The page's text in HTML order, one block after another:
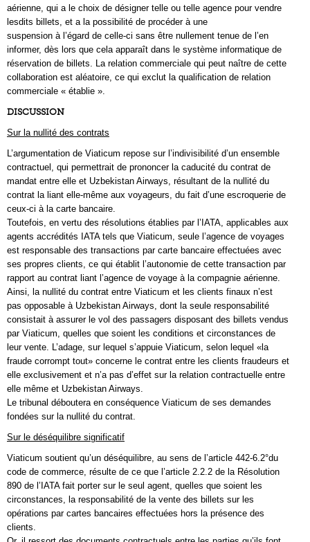
aérienne, qui a le choix de désigner telle ou telle agence pour vendre
lesdits billets, et a la possibilité de procéder à une
suspension à l’égard de celle-ci sans être nullement tenue de l’en
informer, dès lors que cela apparaît dans le système informatique de
réservation de billets. La relation commerciale qui peut naître de cette
collaboration est aléatoire, ce qui exclut la qualification de relation
commerciale « établie ».
DISCUSSION
Sur la nullité des contrats
L’argumentation de Viaticum repose sur l’indivisibilité d’un ensemble
contractuel, qui permettrait de prononcer la caducité du contrat de
mandat entre elle et Uzbekistan Airways, résultant de la nullité du
contrat la liant elle-même aux voyageurs, du fait d’une escroquerie de
ceux-ci à la carte bancaire.
Toutefois, en vertu des résolutions établies par l’IATA, applicables aux
agents accrédités IATA tels que Viaticum, seule l’agence de voyages
est responsable des transactions par carte bancaire effectuées avec
ses propres clients, ce qui établit l’autonomie de cette transaction par
rapport au contrat liant l’agence de voyage à la compagnie aérienne.
Ainsi, la nullité du contrat entre Viaticum et les clients finaux n’est
pas opposable à Uzbekistan Airways, dont la seule responsabilité
consistait à assurer le vol des passagers disposant des billets vendus
par Viaticum, quelles que soient les conditions et circonstances de
leur vente. L’adage, sur lequel s’appuie Viaticum, selon lequel «la
fraude corrompt tout» concerne le contrat entre les clients fraudeurs et
elle exclusivement et n’a pas d’effet sur la relation contractuelle entre
elle même et Uzbekistan Airways.
Le tribunal déboutera en conséquence Viaticum de ses demandes
fondées sur la nullité du contrat.
Sur le déséquilibre significatif
Viaticum soutient qu’un déséquilibre, au sens de l’article 442-6.2°du
code de commerce, résulte de ce que l’article 2.2.2 de la Résolution
890 de l’IATA fait porter sur le seul agent, quelles que soient les
circonstances, la responsabilité de la vente des billets sur les
opérations par cartes bancaires effectuées hors la présence des
clients.